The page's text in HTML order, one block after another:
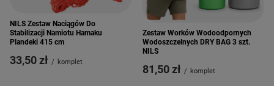
NILS Zestaw Naciągów Do
Stabilizacji Namiotu Hamaku
Plandeki 415 cm
33,50 zł / komplet
Zestaw Worków Wodoodpornych
Wodoszczelnych DRY BAG 3 szt.
NILS
81,50 zł / komplet